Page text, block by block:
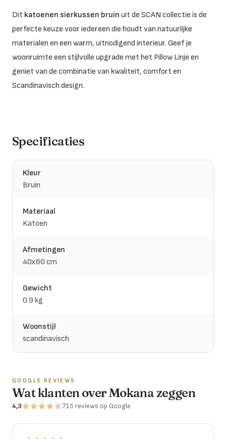
Dit katoenen sierkussen bruin uit de SCAN collectie is de
perfecte keuze voor iedereen die houdt van natuurlijke
materialen en een warm, uitnodigend interieur. Geef je
woonruimte een stijlvolle upgrade met het Pillow Linje en
geniet van de combinatie van kwaliteit, comfort en
Scandinavisch design.
Specificaties
Kleur
Bruin
Materiaal
Katoen
Afmetingen
40x60 cm
Gewicht
0.9 kg
Woonstijl
scandinavisch
GOOGLE REVIEWS
Wat klanten over Mokana zeggen
4,3 715 reviews op Google